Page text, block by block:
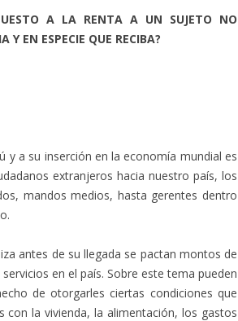
A LA RENTA A UN SUJETO NO
Y EN ESPECIE QUE RECIBA?
y a su inserción en la economía mundial es
extranjeros hacia nuestro país, los
mandos medios, hasta gerentes dentro
antes de su llegada se pactan montos de
en el país. Sobre este tema pueden
de otorgarles ciertas condiciones que
con la vivienda, la alimentación, los gastos